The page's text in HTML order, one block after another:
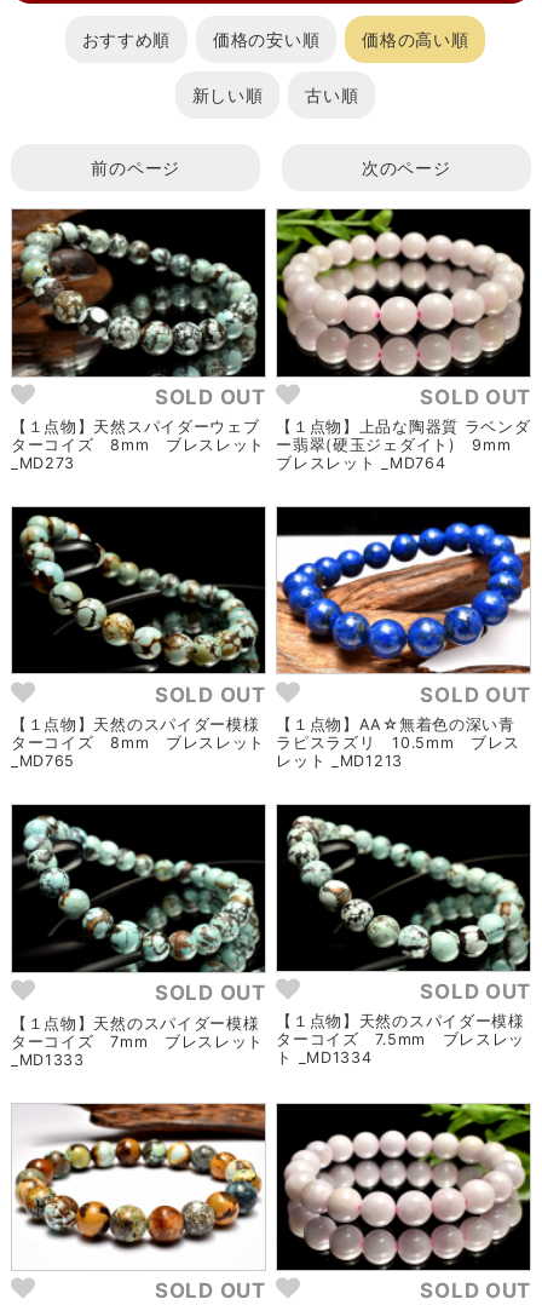
おすすめ順 価格の安い順 価格の高い順
新しい順 古い順
前のページ 次のページ
SOLD OUT
【１点物】天然スパイダーウェブ
ターコイズ 8mm ブレスレット
_MD273
SOLD OUT
【１点物】上品な陶器質 ラベンダ
ー翡翠(硬玉ジェダイト) 9mm
ブレスレット _MD764
SOLD OUT
【１点物】天然のスパイダー模様
ターコイズ 8mm ブレスレット
_MD765
SOLD OUT
【１点物】AA☆無着色の深い青
ラピスラズリ 10.5mm ブレス
レット _MD1213
SOLD OUT
【１点物】天然のスパイダー模様
ターコイズ 7mm ブレスレット
_MD1333
SOLD OUT
【１点物】天然のスパイダー模様
ターコイズ 7.5mm ブレスレッ
ト _MD1334
SOLD OUT SOLD OUT